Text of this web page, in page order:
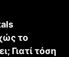
το
Γιατί τόση